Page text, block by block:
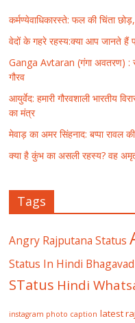
कर्मण्येवाधिकारस्ते: फल की चिंता
वेदों के गहरे रहस्य:क्या आप जानते हैं
Ganga Avtaran (गंगा अवतरण) :
गौरव
आयुर्वेद: हमारी गौरवशाली भारतीय
का मंत्र
मेवाड़ का अमर सिंहनाद: बप्पा रावल
क्या है कुंभ का असली रहस्य? वह
Tags
Angry Rajputana Status
Status In Hindi
STatus Hindi
instagram photo caption latest